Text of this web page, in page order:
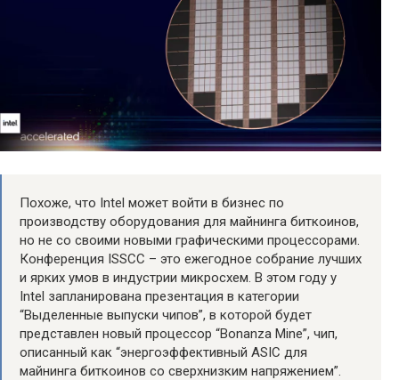
Похоже, что Intel может войти в бизнес по
производству оборудования для майнинга биткоинов,
но не со своими новыми графическими процессорами.
Конференция ISSCC – это ежегодное собрание лучших
и ярких умов в индустрии микросхем. В этом году у
Intel запланирована презентация в категории
“Выделенные выпуски чипов”, в которой будет
представлен новый процессор “Bonanza Mine”, чип,
описанный как “энергоэффективный ASIC для
майнинга биткоинов со сверхнизким напряжением”.